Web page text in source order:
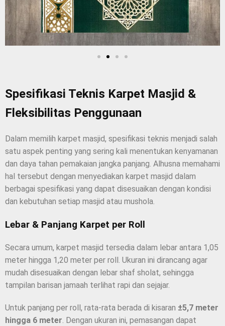
Spesifikasi Teknis Karpet Masjid &
Fleksibilitas Penggunaan
Dalam memilih karpet masjid, spesifikasi teknis menjadi salah
satu aspek penting yang sering kali menentukan kenyamanan
dan daya tahan pemakaian jangka panjang. Alhusna memahami
hal tersebut dengan menyediakan karpet masjid dalam
berbagai spesifikasi yang dapat disesuaikan dengan kondisi
dan kebutuhan setiap masjid atau mushola.
Lebar & Panjang Karpet per Roll
Secara umum, karpet masjid tersedia dalam lebar antara 1,05
meter hingga 1,20 meter per roll. Ukuran ini dirancang agar
mudah disesuaikan dengan lebar shaf sholat, sehingga
tampilan barisan jamaah terlihat rapi dan sejajar.
Untuk panjang per roll, rata-rata berada di kisaran ±5,7 meter
hingga 6 meter. Dengan ukuran ini, pemasangan dapat